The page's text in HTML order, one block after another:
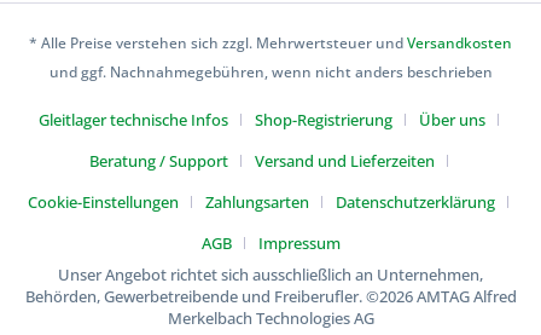
* Alle Preise verstehen sich zzgl. Mehrwertsteuer undVersandkosten
und ggf. Nachnahmegebühren, wenn nicht anders beschrieben
Gleitlager technische Infos Shop-Registrierung
Über uns
Beratung / Support
Versand und Lieferzeiten
Cookie-Einstellungen
Zahlungsarten
Datenschutzerklärung
AGB
Impressum
Unser Angebot richtet sich ausschließlich an Unternehmen,
Behörden, Gewerbetreibende und Freiberufler.©2026 AMTAG Alfred
Merkelbach Technologies AG